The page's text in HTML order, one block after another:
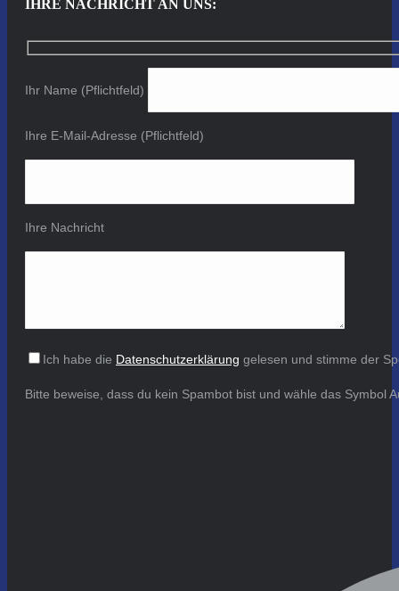
IHRE NACHRICHT AN UNS:
Ihr Name (Pflichtfeld)
Ihre E-Mail-Adresse (Pflichtfeld)
Ihre Nachricht
Ich habe die Datenschutzerklärung gelesen und stimme der
Bitte beweise, dass du kein Spambot bist und wähle das Symbol